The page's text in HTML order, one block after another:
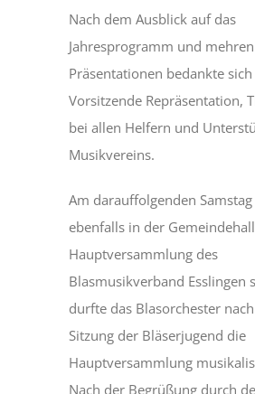
Nach dem Ausblick auf das
Jahresprogramm und mehren
Präsentationen bedankte
Vorsitzende Repräsentation,
bei allen Helfern und
Musikvereins.
Am darauffolgenden
ebenfalls in der
Hauptversammlung des
Blasmusikverband Esslingen
durfte das Blasorchester
Sitzung der Bläserjugend die
Hauptversammlung
Nach der Begrüßung durch